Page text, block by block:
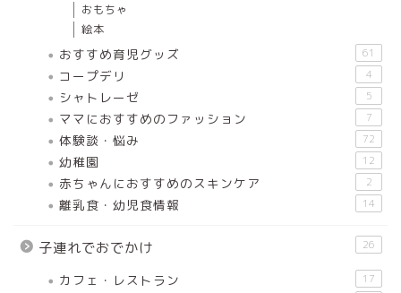
おもちゃ
絵本
おすすめ育児グッズ 61
コープデリ 4
シャトレーゼ 5
ママにおすすめのファッション 7
体験談・悩み 72
幼稚園 12
赤ちゃんにおすすめのスキンケア 2
離乳食・幼児食情報 14
子連れでおでかけ 26
カフェ・レストラン 17